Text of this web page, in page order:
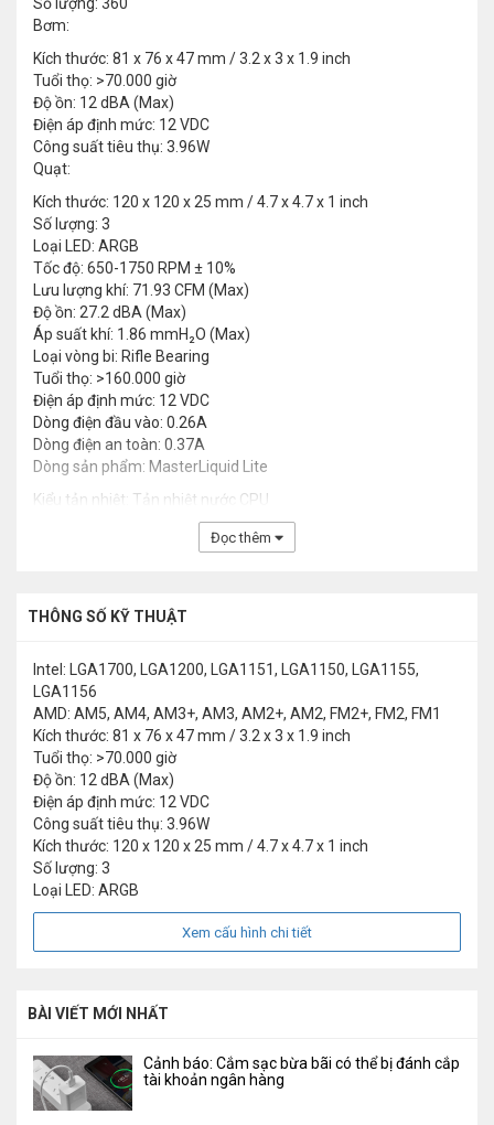
Số lượng: 360
Bơm:
Kích thước: 81 x 76 x 47 mm / 3.2 x 3 x 1.9 inch
Tuổi thọ: >70.000 giờ
Độ ồn: 12 dBA (Max)
Điện áp định mức: 12 VDC
Công suất tiêu thụ: 3.96W
Quạt:
Kích thước: 120 x 120 x 25 mm / 4.7 x 4.7 x 1 inch
Số lượng: 3
Loại LED: ARGB
Tốc độ: 650-1750 RPM ± 10%
Lưu lượng khí: 71.93 CFM (Max)
Độ ồn: 27.2 dBA (Max)
Áp suất khí: 1.86 mmH₂O (Max)
Loại vòng bi: Rifle Bearing
Tuổi thọ: >160.000 giờ
Điện áp định mức: 12 VDC
Dòng điện đầu vào: 0.26A
Dòng điện an toàn: 0.37A
Dòng sản phẩm: MasterLiquid Lite
Kiểu tản nhiệt: Tản nhiệt nước CPU
Đọc thêm
THÔNG SỐ KỸ THUẬT
Intel: LGA1700, LGA1200, LGA1151, LGA1150, LGA1155,
LGA1156
AMD: AM5, AM4, AM3+, AM3, AM2+, AM2, FM2+, FM2, FM1
Kích thước: 81 x 76 x 47 mm / 3.2 x 3 x 1.9 inch
Tuổi thọ: >70.000 giờ
Độ ồn: 12 dBA (Max)
Điện áp định mức: 12 VDC
Công suất tiêu thụ: 3.96W
Kích thước: 120 x 120 x 25 mm / 4.7 x 4.7 x 1 inch
Số lượng: 3
Loại LED: ARGB
Xem cấu hình chi tiết
BÀI VIẾT MỚI NHẤT
Cảnh báo: Cắm sạc bừa bãi có thể bị đánh cắp
tài khoản ngân hàng